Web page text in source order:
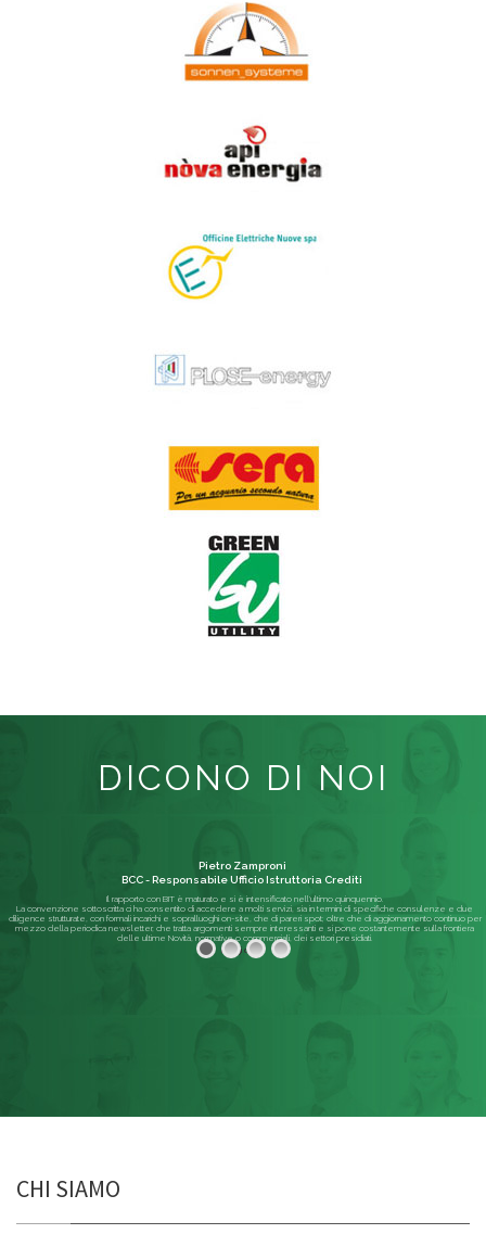
DICONO DI NOI
Il rapporto con BIT è maturato e si è intensificato nell'ultimo quinquennio.
La convenzione sottoscritta ci ha consentito di accedere a molti servizi, sia in termini di specifiche consulenze e due
diligence strutturate, con formali incarichi e sopralluoghi on-site, che di pareri spot; oltre che di aggiornamento continuo per
mezzo della periodica newsletter, che tratta argomenti sempre interessanti e si pone costantemente sulla frontiera
delle ultime Novità, normative o commerciali, dei settori presidiati.
Pietro Zamproni
BCC - Responsabile Ufficio Istruttoria Crediti
Leggi di più
CHI SIAMO